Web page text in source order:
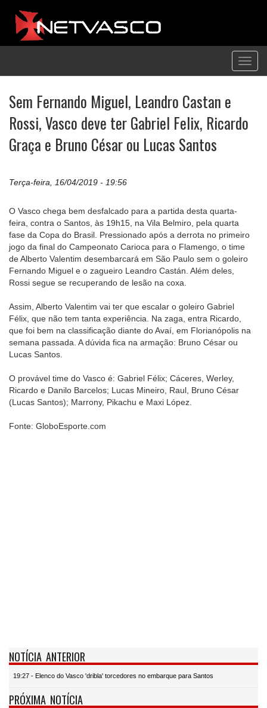
Sem Fernando Miguel, Leandro Castan e
Rossi, Vasco deve ter Gabriel Felix, Ricardo
Graça e Bruno César ou Lucas Santos
Terça-feira, 16/04/2019 - 19:56
O Vasco chega bem desfalcado para a partida desta quarta-
feira, contra o Santos, às 19h15, na Vila Belmiro, pela quarta
fase da Copa do Brasil. Pressionado após a derrota no primeiro
jogo da final do Campeonato Carioca para o Flamengo, o time
de Alberto Valentim desembarcará em São Paulo sem o goleiro
Fernando Miguel e o zagueiro Leandro Castán. Além deles,
Rossi segue se recuperando de lesão na coxa.
Assim, Alberto Valentim vai ter que escalar o goleiro Gabriel
Félix, que não tem tanta experiência. Na zaga, entra Ricardo,
que foi bem na classificação diante do Avaí, em Florianópolis na
semana passada. A dúvida fica na armação: Bruno César ou
Lucas Santos.
O provável time do Vasco é: Gabriel Félix; Cáceres, Werley,
Ricardo e Danilo Barcelos; Lucas Mineiro, Raul, Bruno César
(Lucas Santos); Marrony, Pikachu e Maxi López.
Fonte: GloboEsporte.com
NOTÍCIA ANTERIOR
19:27 - Elenco do Vasco 'dribla' torcedores no embarque para Santos
PRÓXIMA NOTÍCIA